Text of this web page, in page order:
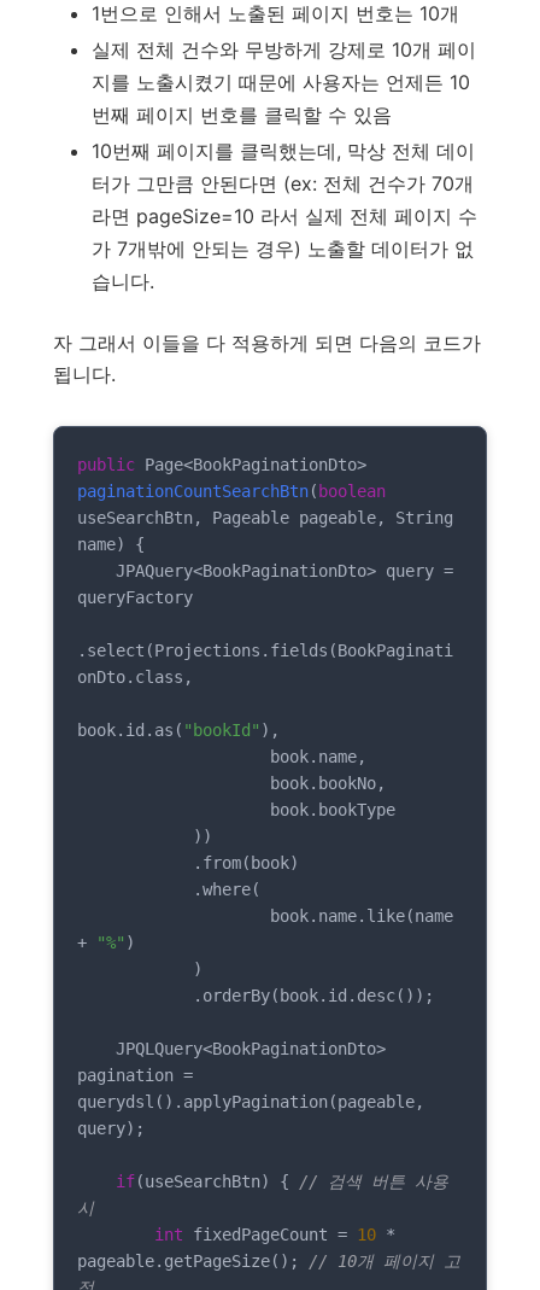
1번으로 인해서 노출된 페이지 번호는 10개
실제 전체 건수와 무방하게 강제로 10개 페이
지를 노출시켰기 때문에 사용자는 언제든 10
번째 페이지 번호를 클릭할 수 있음
10번째 페이지를 클릭했는데, 막상 전체 데이
터가 그만큼 안된다면 (ex: 전체 건수가 70개
라면 pageSize=10 라서 실제 전체 페이지 수
가 7개밖에 안되는 경우) 노출할 데이터가 없
습니다.
자 그래서 이들을 다 적용하게 되면 다음의 코드가
됩니다.
public
paginationCountSearchBtn(boolean
useSearchBtn, Pageable pageable, String
name)
{
    JPAQuery<BookPaginationDto> query =
queryFactory
.select(Projections.fields(BookPaginati
onDto.class,
book.id.as( "bookId" ),
+
"%" )
    JPQLQuery<BookPaginationDto>
pagination =
querydsl().applyPagination(pageable,
query);
if(useSearchBtn) {
// 검색 버튼 사용
시
int fixedPageCount = 10 *
pageable.getPageSize();
// 10개 페이지 고